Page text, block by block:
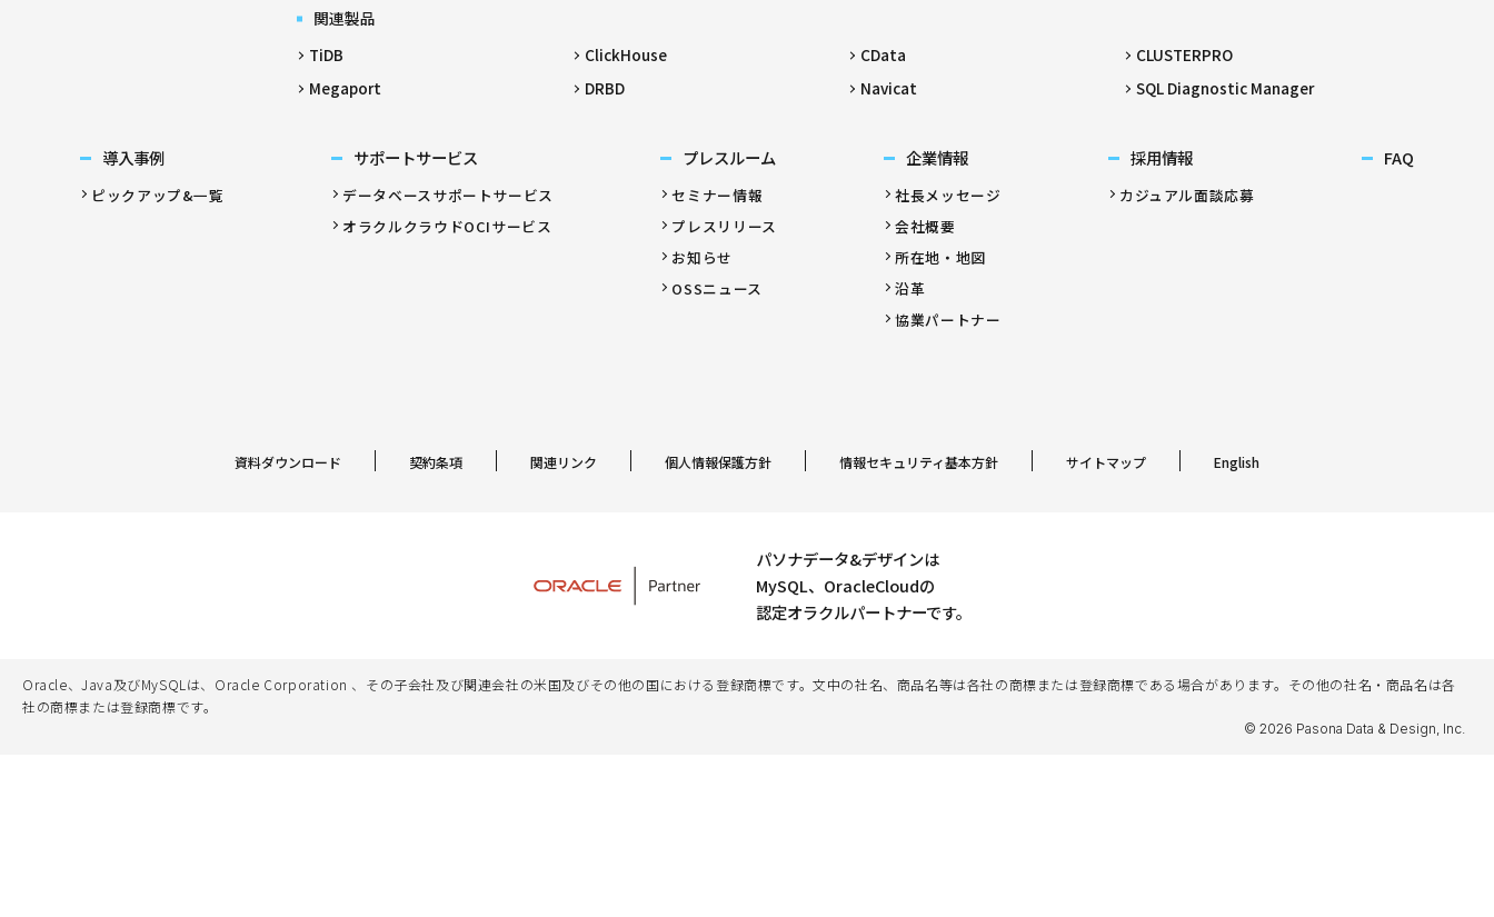
関連製品
TiDB
ClickHouse CData
CLUSTERPRO
Megaport
DRBD Navicat SQL Diagnostic Manager
導入事例
ピックアップ&一覧
サポートサービス
データベースサポートサービス
オラクルクラウドOCIサービス
プレスルーム
セミナー情報
プレスリリース
お知らせ
OSSニュース
企業情報
社長メッセージ
会社概要
所在地・地図
沿革
協業パートナー
採用情報
カジュアル面談応募
FAQ
資料ダウンロード 契約条項 関連リンク 個人情報保護方針 情報セキュリティ基本方針 サイトマップ English
パソナデータ&デザインは
MySQL、OracleCloudの
認定オラクルパートナーです。
Oracle、Java及びMySQLは、Oracle Corporation 、その子会社及び関連会社の米国及びその他の国における登録商標です。文中の社名、商品名等は各社の商標または登録商標である場合があります。その他の社名・商品名は各
社の商標または登録商標です。
© 2026 Pasona Data & Design, Inc.